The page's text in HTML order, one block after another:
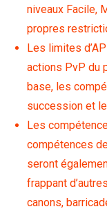
niveaux Facile,
propres
Les limites
actions PvP du
base, les
succession et
Les
compétences
seront
frappant
canons,